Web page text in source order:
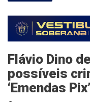
Flávio Dino
possíveis
‘Emendas Pix’